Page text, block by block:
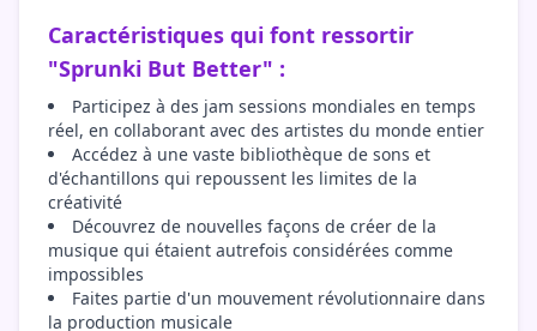
Caractéristiques qui font ressortir
"Sprunki But Better" :
Participez à des jam sessions mondiales en temps
réel, en collaborant avec des artistes du monde entier
Accédez à une vaste bibliothèque de sons et
d'échantillons qui repoussent les limites de la
créativité
Découvrez de nouvelles façons de créer de la
musique qui étaient autrefois considérées comme
impossibles
Faites partie d'un mouvement révolutionnaire dans
la production musicale